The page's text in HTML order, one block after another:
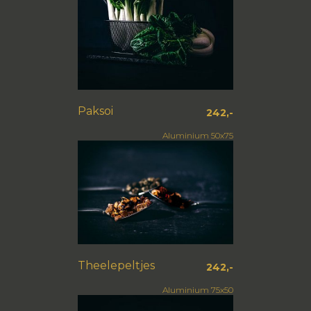
Paksoi 242,-
Aluminium 50x75
Theelepeltjes 242,-
Aluminium 75x50